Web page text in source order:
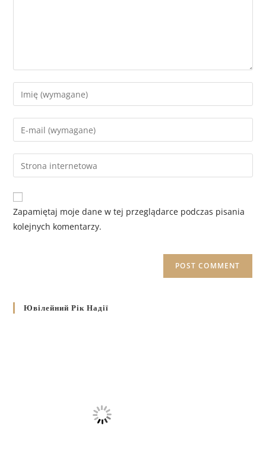
Zapamiętaj moje dane w tej przeglądarce podczas pisania
kolejnych komentarzy.
Ювілейний Рік Надії